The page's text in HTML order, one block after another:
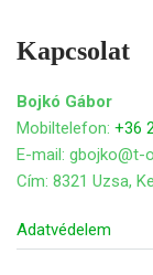
Kapcsolat
Bojkó Gábor
Mobiltelefon: +36
E-mail: gbojko@t-
Cím: 8321 Uzsa,
Adatvédelem